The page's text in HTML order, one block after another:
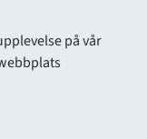
på vår
till och växa i.